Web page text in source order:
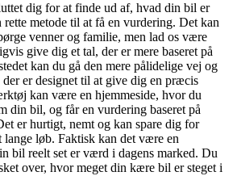
dig for at finde ud af, hvad din bil er
metode til at få en vurdering. Det kan
venner og familie, men lad os være
give dig et tal, der er mere baseret på
kan du gå den mere pålidelige vej og
er designet til at give dig en præcis
kan være en hjemmeside, hvor du
din bil, og får en vurdering baseret på
er hurtigt, nemt og kan spare dig for
lange løb. Faktisk kan det være en
bil reelt set er værd i dagens marked. Du
over, hvor meget din kære bil er steget i